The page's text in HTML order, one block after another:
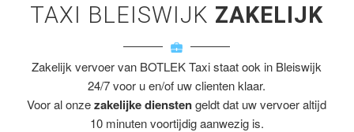
TAXI BLEISWIJK ZAKELIJK
Zakelijk vervoer van BOTLEK Taxi staat ook in Bleiswijk
24/7 voor u en/of uw clienten klaar.
Voor al onzezakelijke dienstengeldt dat uw vervoer altijd
10 minuten voortijdig aanwezig is.